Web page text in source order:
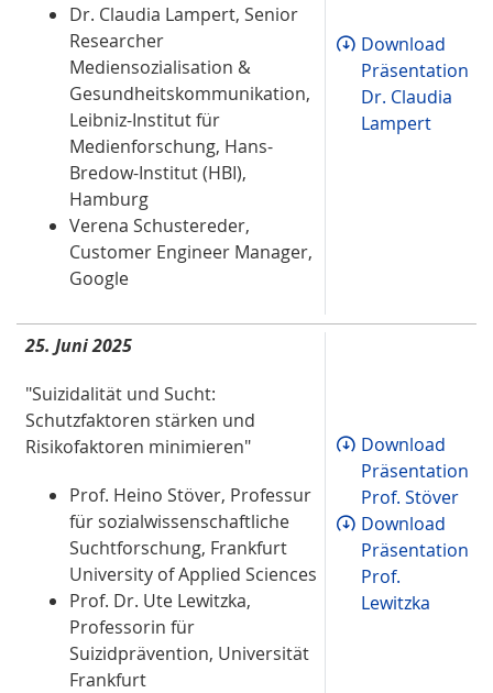
Dr. Claudia Lampert, Senior
Researcher
Mediensozialisation &
Gesundheitskommunikation,
Leibniz-Institut für
Medienforschung, Hans-
Bredow-Institut (HBI),
Hamburg
Verena Schustereder,
Customer Engineer Manager,
Google
Download
Präsentation
Dr. Claudia
Lampert
25. Juni 2025
"Suizidalität und Sucht:
Schutzfaktoren stärken und
Risikofaktoren minimieren"
Prof. Heino Stöver, Professur
für sozialwissenschaftliche
Suchtforschung, Frankfurt
University of Applied Sciences
Prof. Dr. Ute Lewitzka,
Professorin für
Suizidprävention, Universität
Frankfurt
Download
Präsentation
Prof. Stöver
Download
Präsentation
Prof.
Lewitzka